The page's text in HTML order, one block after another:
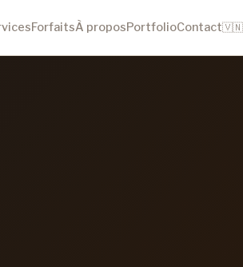
ForfaitsÀ proposPortfolioContact🇻🇳